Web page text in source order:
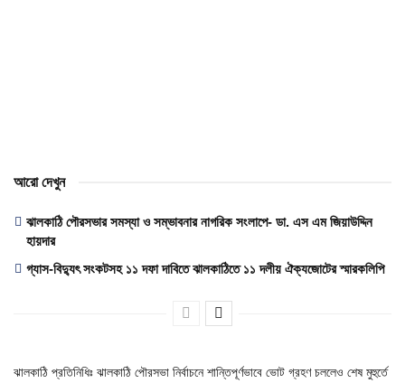
আরো দেখুন
ঝালকাঠি পৌরসভার সমস্যা ও সম্ভাবনার নাগরিক সংলাপে- ডা. এস এম জিয়াউদ্দিন
হায়দার
গ্যাস-বিদ্যুৎ সংকটসহ ১১ দফা দাবিতে ঝালকাঠিতে ১১ দলীয় ঐক্যজোটের স্মারকলিপি
ঝালকাঠি প্রতিনিধিঃ ঝালকাঠি পৌরসভা নির্বাচনে শান্তিপূর্ণভাবে ভোট গ্রহণ চললেও শেষ মুহুর্তে